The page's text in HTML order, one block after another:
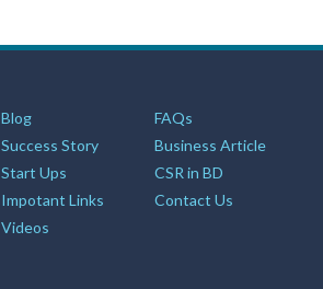
Blog
FAQs
Success Story
Business Article
Start Ups
CSR in BD
Impotant Links
Contact Us
Videos